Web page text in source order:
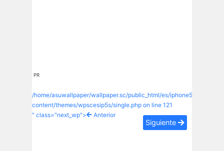
PR
/home/asuwallpaper/wallpaper.sc/public_html/es/iphone5s/wp-
content/themes/wpscesip5s/single.php on line 121
" class="next_wp">
Anterior
Siguiente